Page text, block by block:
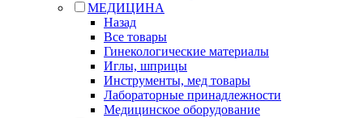
МЕДИЦИНА
Назад
Все товары
Гинекологические материалы
Иглы, шприцы
Инструменты, мед товары
Лабораторные принадлежности
Медицинское оборудование